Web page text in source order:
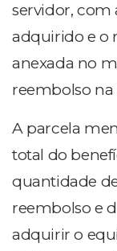
servidor, com
adquirido e o
anexada no
reembolso na
A parcela
total do
quantidade
reembolso e
adquirir o